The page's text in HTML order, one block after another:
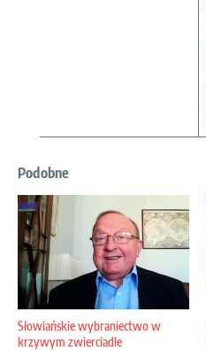
Podobne
Słowiańskie wybraniectwo w
krzywym zwierciadle